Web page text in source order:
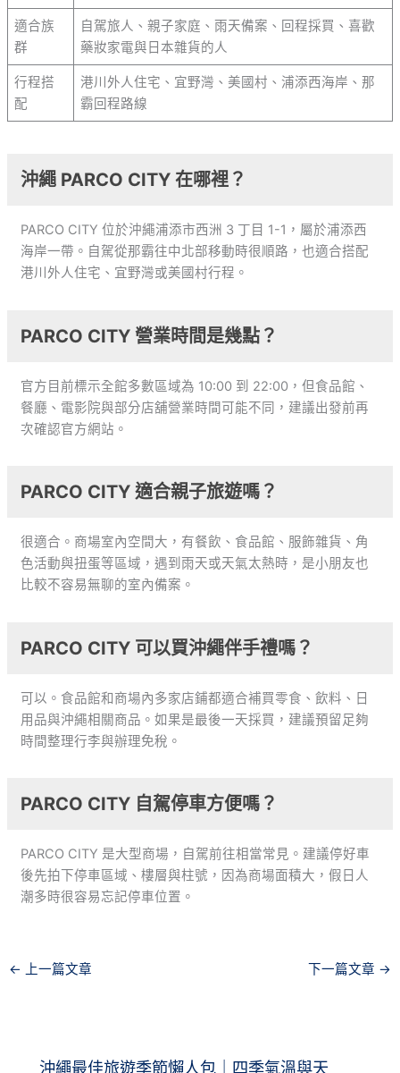
適合族
群
自駕旅人、親子家庭、雨天備案、回程採買、喜歡
藥妝家電與日本雜貨的人
行程搭
配
港川外人住宅、宜野灣、美國村、浦添西海岸、那
霸回程路線
沖繩 PARCO CITY 在哪裡？
PARCO CITY 位於沖繩浦添市西洲 3 丁目 1-1，屬於浦添西
海岸一帶。自駕從那霸往中北部移動時很順路，也適合搭配
港川外人住宅、宜野灣或美國村行程。
PARCO CITY 營業時間是幾點？
官方目前標示全館多數區域為 10:00 到 22:00，但食品館、
餐廳、電影院與部分店舖營業時間可能不同，建議出發前再
次確認官方網站。
PARCO CITY 適合親子旅遊嗎？
很適合。商場室內空間大，有餐飲、食品館、服飾雜貨、角
色活動與扭蛋等區域，遇到雨天或天氣太熱時，是小朋友也
比較不容易無聊的室內備案。
PARCO CITY 可以買沖繩伴手禮嗎？
可以。食品館和商場內多家店鋪都適合補買零食、飲料、日
用品與沖繩相關商品。如果是最後一天採買，建議預留足夠
時間整理行李與辦理免稅。
PARCO CITY 自駕停車方便嗎？
PARCO CITY 是大型商場，自駕前往相當常見。建議停好車
後先拍下停車區域、樓層與柱號，因為商場面積大，假日人
潮多時很容易忘記停車位置。
← 上一篇文章 下一篇文章 →
沖繩最佳旅遊季節懶人包｜四季氣溫與天